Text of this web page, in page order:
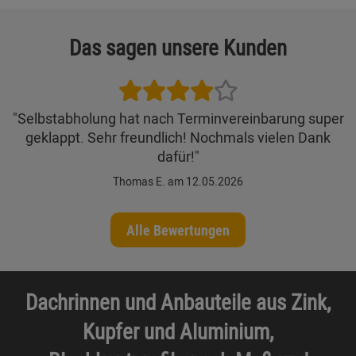
Das sagen unsere Kunden
"Selbstabholung hat nach Terminvereinbarung super
geklappt. Sehr freundlich! Nochmals vielen Dank
dafür!"
Thomas E. am 12.05.2026
Alle Bewertungen
Dachrinnen und Anbauteile aus Zink,
Kupfer und Aluminium,